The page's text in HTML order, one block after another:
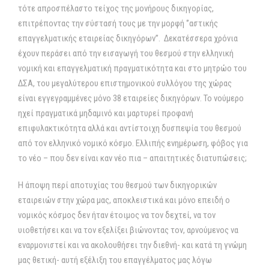
τότε απροσπέλαστο τείχος της μονήρους δικηγορίας,
επιτρέποντας την σύστασή τους με την μορφή ‘’αστικής
επαγγελματικής εταιρείας δικηγόρων’’. Δεκατέσσερα χρόνια
έχουν περάσει από την εισαγωγή του θεσμού στην ελληνική
νομική και επαγγελματική πραγματικότητα και στο μητρώο του
ΔΣΑ, του μεγαλύτερου επιστημονικού συλλόγου της χώρας
είναι εγγεγραμμένες μόνο 38 εταιρείες δικηγόρων. Το νούμερο
ηχεί πραγματικά μηδαμινό και μαρτυρεί προφανή
επιφυλακτικότητα αλλά και αντίστοιχη δυσπεψία του θεσμού
από τoν ελληνικό νομικό κόσμο. Ελλιπής ενημέρωση, φόβος για
το νέο – που δεν είναι καν νέο πια – απαιτητικές διατυπώσεις;
Η άποψη περί αποτυχίας του θεσμού των δικηγορικών
εταιρειών στην χώρα μας, αποκλειστικά και μόνο επειδή ο
νομικός κόσμος δεν ήταν έτοιμος να τον δεχτεί, να τον
υιοθετήσει και να τον εξελίξει βιώνοντας τον, αρνούμενος να
εναρμονιστεί και να ακολουθήσει την διεθνή- και κατά τη γνώμη
μας θετική- αυτή εξέλιξη του επαγγέλματος μας λόγω